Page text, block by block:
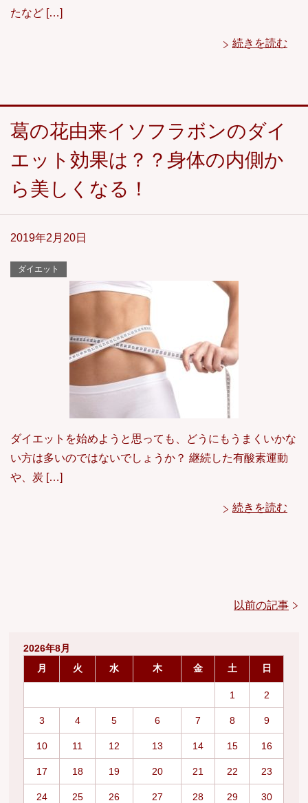
たなど […]
続きを読む
葛の花由来イソフラボンのダイ
エット効果は？？身体の内側か
ら美しくなる！
2019年2月20日
ダイエット
ダイエットを始めようと思っても、どうにもうまくいかな
い方は多いのではないでしょうか？ 継続した有酸素運動
や、炭 […]
続きを読む
以前の記事
2026年8月
月
火 水 木 金 土 日
1 2
3 4 5 6 7 8 9
10 11 12 13 14 15 16
17 18 19 20 21 22 23
24 25 26 27 28 29 30